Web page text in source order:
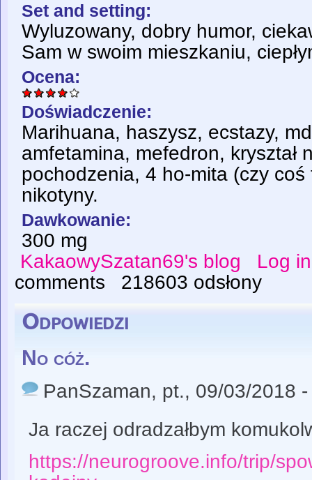
Set and setting:
Wyluzowany, dobry humor,
Sam w swoim mieszkaniu,
Ocena:
Doświadczenie:
Marihuana, haszysz, ecstazy,
amfetamina, mefedron, kryształ
pochodzenia, 4 ho-mita (czy
nikotyny.
Dawkowanie:
300 mg
KakaowySzatan69's blog
Log in
comments
218603 odsłony
Odpowiedzi
No cóż.
PanSzaman, pt., 09/03/2018
Ja raczej odradzałbym
https://neurogroove.info/trip/